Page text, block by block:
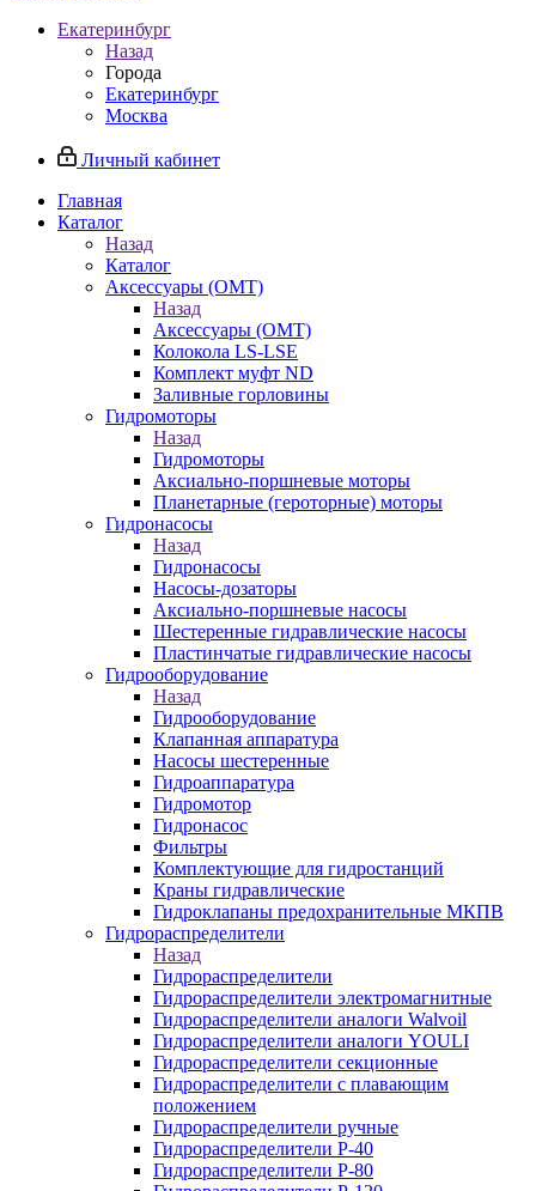
Екатеринбург
Назад
Города
Екатеринбург
Москва
Личный кабинет
Главная
Каталог
Назад
Каталог
Аксессуары (OMT)
Назад
Аксессуары (OMT)
Колокола LS-LSE
Комплект муфт ND
Заливные горловины
Гидромоторы
Назад
Гидромоторы
Аксиально-поршневые моторы
Планетарные (героторные) моторы
Гидронасосы
Назад
Гидронасосы
Насосы-дозаторы
Аксиально-поршневые насосы
Шестеренные гидравлические насосы
Пластинчатые гидравлические насосы
Гидрооборудование
Назад
Гидрооборудование
Клапанная аппаратура
Насосы шестеренные
Гидроаппаратура
Гидромотор
Гидронасос
Фильтры
Комплектующие для гидростанций
Краны гидравлические
Гидроклапаны предохранительные МКПВ
Гидрораспределители
Назад
Гидрораспределители
Гидрораспределители электромагнитные
Гидрораспределители аналоги Walvoil
Гидрораспределители аналоги YOULI
Гидрораспределители секционные
Гидрораспределители с плавающим
положением
Гидрораспределители ручные
Гидрораспределители Р-40
Гидрораспределители Р-80